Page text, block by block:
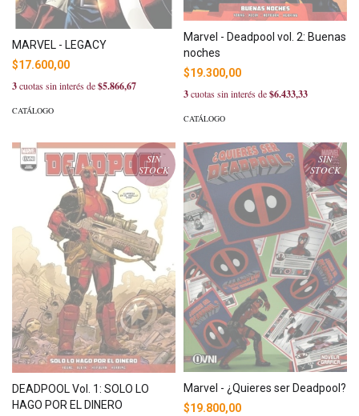
MARVEL - LEGACY
$17.600,00
3cuotas sin interés de$5.866,67
CATÁLOGO
Marvel - Deadpool vol. 2: Buenas
noches
$19.300,00
3cuotas sin interés de$6.433,33
CATÁLOGO
SIN
STOCK
DEADPOOL Vol. 1: SOLO LO
HAGO POR EL DINERO
SIN
STOCK
Marvel - ¿Quieres ser Deadpool?
$19.800,00